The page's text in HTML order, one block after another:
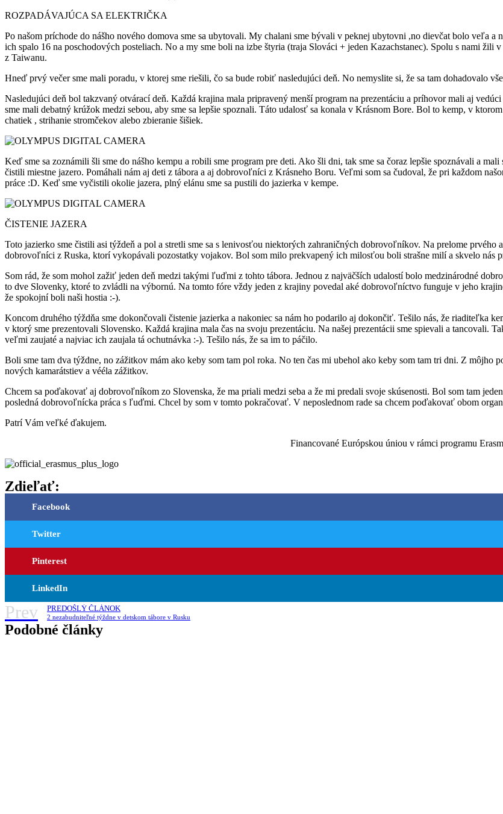
ROZPADÁVAJÚCA SA ELEKTRIČKA
Po našom príchode do nášho nového domova sme sa ubytovali. My chalani sme bývali v peknej ubytovni ,no dievčat bolo veľa
ich spalo 16 na poschodových posteliach. No a my sme boli na izbe štyria (traja Slováci + jeden Kazachstanec). Spolu s nami
z Taiwanu.
Hneď prvý večer sme mali poradu, v ktorej sme riešili, čo sa bude robiť nasledujúci deň. No nemyslite si, že sa tam dohadovalo
Nasledujúci deň bol takzvaný otvárací deň. Každá krajina mala pripravený menší program na prezentáciu a príhovor mali aj
sme mali debatný krúžok medzi sebou, aby sme sa lepšie spoznali. Táto udalosť sa konala v Krásnom Bore. Bol to kemp, v
chatiek , strihanie stromčekov alebo zbieranie šišiek.
Keď sme sa zoznámili šli sme do nášho kempu a robili sme program pre deti. Ako šli dni, tak sme sa čoraz lepšie spoznávali a
čistili miestne jazero. Pomáhali nám aj deti z tábora a aj dobrovoľníci z Krásneho Boru. Veľmi som sa čudoval, že pri každom
práce :D. Keď sme vyčistili okolie jazera, plný elánu sme sa pustili do jazierka v kempe.
ČISTENIE JAZERA
Toto jazierko sme čistili asi týždeň a pol a stretli sme sa s lenivosťou niektorých zahraničných dobrovoľníkov. Na prelome
dobrovoľníci z Ruska, ktorí vykopávali pozostatky vojakov. Bol som milo prekvapený ich milosťou boli strašne milí a skvelo
Som rád, že som mohol zažiť jeden deň medzi takými ľuďmi z tohto tábora. Jednou z najväčších udalostí bolo medzinárodné
to dve Slovenky, ktoré to zvládli na výbornú. Na tomto fóre vždy jeden z krajiny povedal aké dobrovoľníctvo funguje v jeho
že spokojní boli naši hostia :-).
Koncom druhého týždňa sme dokončovali čistenie jazierka a nakoniec sa nám ho podarilo aj dokončiť. Tešilo nás, že riaditeľka
v ktorý sme prezentovali Slovensko. Každá krajina mala čas na svoju prezentáciu. Na našej prezentácii sme spievali a tancovali.
veľmi zaujaté a najviac ich zaujala tá ochutnávka :-). Tešilo nás, že sa im to páčilo.
Boli sme tam dva týždne, no zážitkov mám ako keby som tam pol roka. No ten čas mi ubehol ako keby som tam tri dni. Z
nových kamarátstiev a vééla zážitkov.
Chcem sa poďakovať aj dobrovoľníkom zo Slovenska, že ma priali medzi seba a že mi predali svoje skúsenosti. Bol som tam
posledná dobrovoľnícka práca s ľuďmi. Chcel by som v tomto pokračovať. V neposlednom rade sa chcem poďakovať obom
Patrí Vám veľké ďakujem.
Financované Európskou úniou v rámci programu
Zdieľať:
Facebook
Twitter
Pinterest
LinkedIn
Prev PREDOŠLÝ ČLÁNOK
2 nezabudniteľné týždne v detskom tábore v Rusku
Podobné články